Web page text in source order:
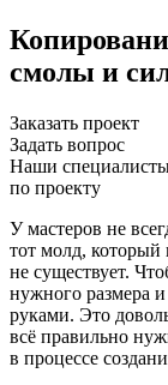
смолы и
Заказать проект
Задать вопрос
Наши
по проекту
У мастеров не
тот молд, который
не существует.
нужного размера
руками. Это
всё правильно
в процессе